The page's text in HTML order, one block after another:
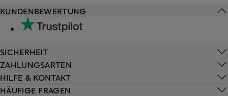
HILFE & KONTAKT
HÄUFIGE FRAGEN
KUNDENBEWERTUNG
SICHERHEIT
ZAHLUNGSARTEN